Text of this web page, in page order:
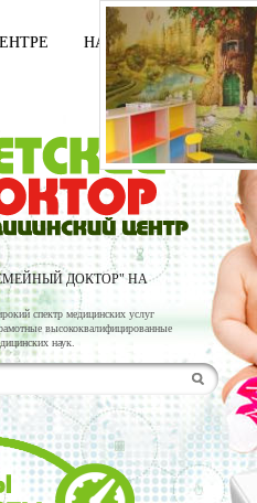
НАШИ ВРАЧИ
ДОКТОР" НА
спектр медицинских услуг
высококвалифицированные
наук.